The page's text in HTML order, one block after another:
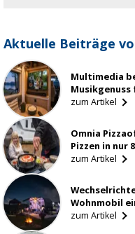
Aktuelle Beiträge
Multimedia
zum Artikel
Omnia
Pizzen in nur
zum Artikel
Wohnmobil
zum Artikel